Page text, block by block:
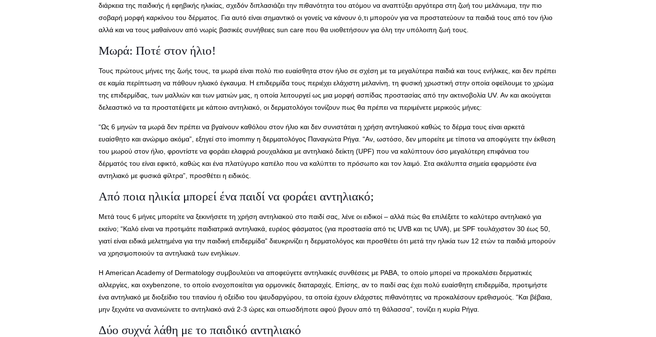
διάρκεια της παιδικής ή εφηβικής ηλικίας, σχεδόν διπλασιάζει την πιθανότητα του ατόμου να αναπτύξει αργότερα στη ζωή του μελάνωμα, την πιο
σοβαρή μορφή καρκίνου του δέρματος. Για αυτό είναι σημαντικό οι γονείς να κάνουν ό,τι μπορούν για να προστατεύουν τα παιδιά τους από τον ήλιο
αλλά και να τους μαθαίνουν από νωρίς βασικές συνήθειες sun care που θα υιοθετήσουν για όλη την υπόλοιπη ζωή τους.
Μωρά: Ποτέ στον ήλιο!
Τους πρώτους μήνες της ζωής τους, τα μωρά είναι πολύ πιο ευαίσθητα στον ήλιο σε σχέση με τα μεγαλύτερα παιδιά και τους ενήλικες, και δεν πρέπει
σε καμία περίπτωση να πάθουν ηλιακό έγκαυμα. Η επιδερμίδα τους περιέχει ελάχιστη μελανίνη, τη φυσική χρωστική στην οποία οφείλουμε το χρώμα
της επιδερμίδας, των μαλλιών και των ματιών μας, η οποία λειτουργεί ως μια μορφή ασπίδας προστασίας από την ακτινοβολία UV. Αν και ακούγεται
δελεαστικό να τα προστατέψετε με κάποιο αντηλιακό, οι δερματολόγοι τονίζουν πως θα πρέπει να περιμένετε μερικούς μήνες:
“Ως 6 μηνών τα μωρά δεν πρέπει να βγαίνουν καθόλου στον ήλιο και δεν συνιστάται η χρήση αντηλιακού καθώς το δέρμα τους είναι αρκετά
ευαίσθητο και ανώριμο ακόμα”, εξηγεί στο imommy η δερματολόγος Παναγιώτα Ρήγα. “Αν, ωστόσο, δεν μπορείτε με τίποτα να αποφύγετε την έκθεση
του μωρού στον ήλιο, φροντίστε να φοράει ελαφριά ρουχαλάκια με αντηλιακό δείκτη (UPF) που να καλύπτουν όσο μεγαλύτερη επιφάνεια του
δέρματός του είναι εφικτό, καθώς και ένα πλατύγυρο καπέλο που να καλύπτει το πρόσωπο και τον λαιμό. Στα ακάλυπτα σημεία εφαρμόστε ένα
αντηλιακό με φυσικά φίλτρα”, προσθέτει η ειδικός.
Από ποια ηλικία μπορεί ένα παιδί να φοράει αντηλιακό;
Μετά τους 6 μήνες μπορείτε να ξεκινήσετε τη χρήση αντηλιακού στο παιδί σας, λένε οι ειδικοί – αλλά πώς θα επιλέξετε το καλύτερο αντηλιακό για
εκείνο; “Καλό είναι να προτιμάτε παιδιατρικά αντηλιακά, ευρέος φάσματος (για προστασία από τις UVB και τις UVA), με SPF τουλάχιστον 30 έως 50,
γιατί είναι ειδικά μελετημένα για την παιδική επιδερμίδα” διευκρινίζει η δερματολόγος και προσθέτει ότι μετά την ηλικία των 12 ετών τα παιδιά μπορούν
να χρησιμοποιούν τα αντηλιακά των ενηλίκων.
Η American Academy of Dermatology συμβουλεύει να αποφεύγετε αντηλιακές συνθέσεις με PABA, το οποίο μπορεί να προκαλέσει δερματικές
αλλεργίες, και oxybenzone, το οποίο ενοχοποιείται για ορμονικές διαταραχές. Επίσης, αν το παιδί σας έχει πολύ ευαίσθητη επιδερμίδα, προτιμήστε
ένα αντηλιακό με διοξείδιο του τιτανίου ή οξείδιο του ψευδαργύρου, τα οποία έχουν ελάχιστες πιθανότητες να προκαλέσουν ερεθισμούς. “Και βέβαια,
μην ξεχνάτε να ανανεώνετε το αντηλιακό ανά 2-3 ώρες και οπωσδήποτε αφού βγουν από τη θάλασσα”, τονίζει η κυρία Ρήγα.
Δύο συχνά λάθη με το παιδικό αντηλιακό